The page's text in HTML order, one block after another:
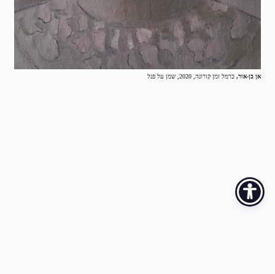
אן בן-אור, כרמל זמן קורונה, 2020, שמן על פנל